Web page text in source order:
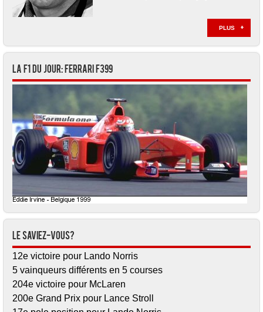
PLUS
La F1 du jour: Ferrari F399
Le saviez-vous?
12e victoire pour Lando Norris
5 vainqueurs différents en 5 courses
204e victoire pour McLaren
200e Grand Prix pour Lance Stroll